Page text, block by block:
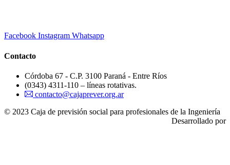
Facebook Instagram Whatsapp
Contacto
Córdoba 67 - C.P. 3100 Paraná - Entre Ríos
(0343) 4311-110 – líneas rotativas.
contacto@cajaprever.org.ar
© 2023 Caja de previsión social para profesionales de la Ingeniería
Desarrollado por